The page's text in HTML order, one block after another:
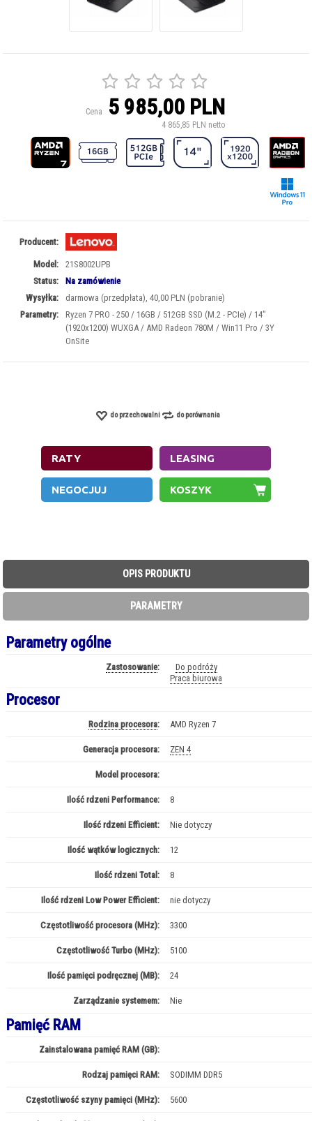
Cena 5 985,00 PLN
4 865,85 PLN netto
Producent:
Model:
21S8002UPB
Status:
Na zamówienie
Wysyłka:
darmowa (przedpłata), 40,00 PLN (pobranie)
Parametry:
Ryzen 7 PRO - 250 / 16GB / 512GB SSD (M.2 - PCIe) / 14"
(1920x1200) WUXGA / AMD Radeon 780M / Win11 Pro / 3Y
OnSite
do przechowalni do porównania
OPIS PRODUKTU
PARAMETRY
Parametry ogólne
Zastosowanie:
Do podróży
Praca biurowa
Procesor
Rodzina procesora: AMD Ryzen 7
Generacja procesora: ZEN 4
Model procesora:
Ilość rdzeni Performance: 8
Ilość rdzeni Efficient: Nie dotyczy
Ilość wątków logicznych: 12
Ilość rdzeni Total: 8
Ilość rdzeni Low Power Efficient: nie dotyczy
Częstotliwość procesora (MHz): 3300
Częstotliwość Turbo (MHz): 5100
Ilość pamięci podręcznej (MB): 24
Zarządzanie systemem: Nie
Pamięć RAM
Zainstalowana pamięć RAM (GB):
Rodzaj pamięci RAM: SODIMM DDR5
Częstotliwość szyny pamięci (MHz): 5600